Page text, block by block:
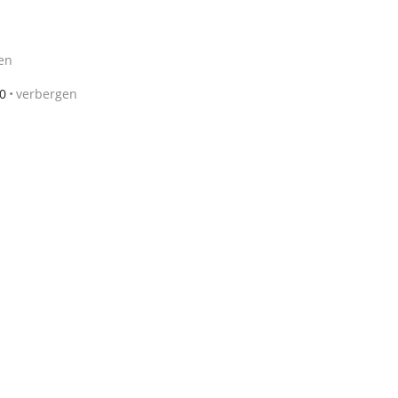
verbergen